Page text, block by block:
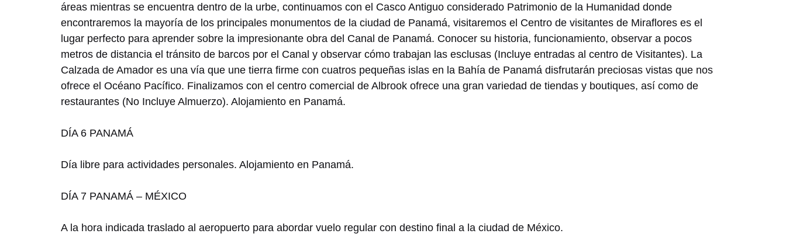
áreas mientras se encuentra dentro de la urbe, continuamos con el Casco Antiguo considerado Patrimonio de la Humanidad donde
encontraremos la mayoría de los principales monumentos de la ciudad de Panamá, visitaremos el Centro de visitantes de Miraflores es el
lugar perfecto para aprender sobre la impresionante obra del Canal de Panamá. Conocer su historia, funcionamiento, observar a pocos
metros de distancia el tránsito de barcos por el Canal y observar cómo trabajan las esclusas (Incluye entradas al centro de Visitantes). La
Calzada de Amador es una vía que une tierra firme con cuatros pequeñas islas en la Bahía de Panamá disfrutarán preciosas vistas que nos
ofrece el Océano Pacífico. Finalizamos con el centro comercial de Albrook ofrece una gran variedad de tiendas y boutiques, así como de
restaurantes (No Incluye Almuerzo). Alojamiento en Panamá.
DÍA 6 PANAMÁ
Día libre para actividades personales. Alojamiento en Panamá.
DÍA 7 PANAMÁ – MÉXICO
A la hora indicada traslado al aeropuerto para abordar vuelo regular con destino final a la ciudad de México.